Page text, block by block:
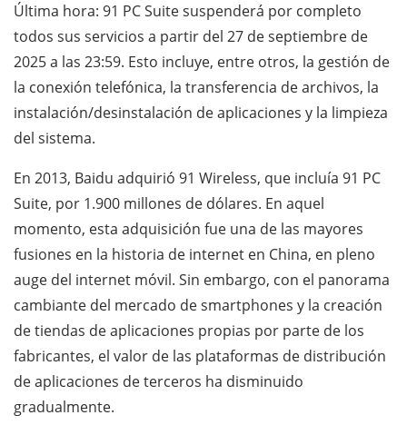
Última hora: 91 PC Suite suspenderá por completo
todos sus servicios a partir del 27 de septiembre de
2025 a las 23:59. Esto incluye, entre otros, la gestión de
la conexión telefónica, la transferencia de archivos, la
instalación/desinstalación de aplicaciones y la limpieza
del sistema.
En 2013, Baidu adquirió 91 Wireless, que incluía 91 PC
Suite, por 1.900 millones de dólares. En aquel
momento, esta adquisición fue una de las mayores
fusiones en la historia de internet en China, en pleno
auge del internet móvil. Sin embargo, con el panorama
cambiante del mercado de smartphones y la creación
de tiendas de aplicaciones propias por parte de los
fabricantes, el valor de las plataformas de distribución
de aplicaciones de terceros ha disminuido
gradualmente.